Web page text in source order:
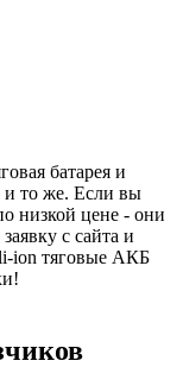
батарея и
и то же. Если вы
низкой цене - они
с сайта и
li-ion тяговые АКБ